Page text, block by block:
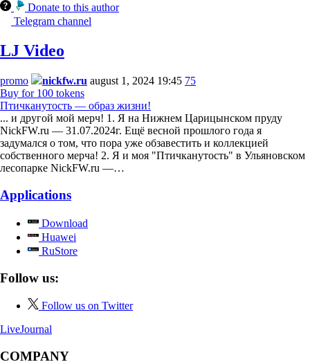
Donate to this author
Telegram channel
LJ Video
promo nickfw.ru august 1, 2024 19:45 75
Buy for 100 tokens
Птичканутость — образ жизни!
... и другой мой мерч! 1. Я на Нижнем Царицынском пруду
NickFW.ru — 31.07.2024г. Ещё весной прошлого года я
задумался о том, что пора уже обзавестить и коллекцией
собственного мерча! 2. Я и моя "Птичканутость" в Ульяновском
лесопарке NickFW.ru —…
Applications
Download
Huawei
RuStore
Follow us:
Follow us on Twitter
LiveJournal
COMPANY